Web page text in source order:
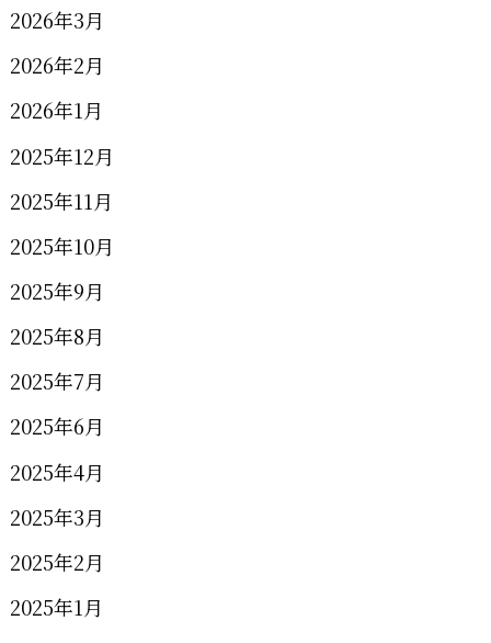
2026年3月
2026年2月
2026年1月
2025年12月
2025年11月
2025年10月
2025年9月
2025年8月
2025年7月
2025年6月
2025年4月
2025年3月
2025年2月
2025年1月